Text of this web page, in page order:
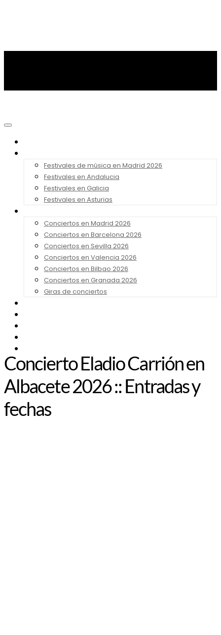
Festivales de música en Madrid 2026
Festivales en Andalucia
Festivales en Galicia
Festivales en Asturias
Conciertos en Madrid 2026
Conciertos en Barcelona 2026
Conciertos en Sevilla 2026
Conciertos en Valencia 2026
Conciertos en Bilbao 2026
Conciertos en Granada 2026
Giras de conciertos
Concierto Eladio Carrión en
Albacete 2026 :: Entradas y
fechas